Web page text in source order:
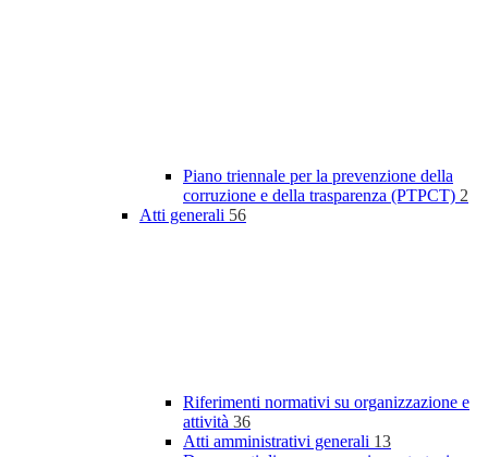
Piano triennale per la prevenzione della
corruzione e della trasparenza (PTPCT) 2
Atti generali 56
Riferimenti normativi su organizzazione e
attività 36
Atti amministrativi generali 13